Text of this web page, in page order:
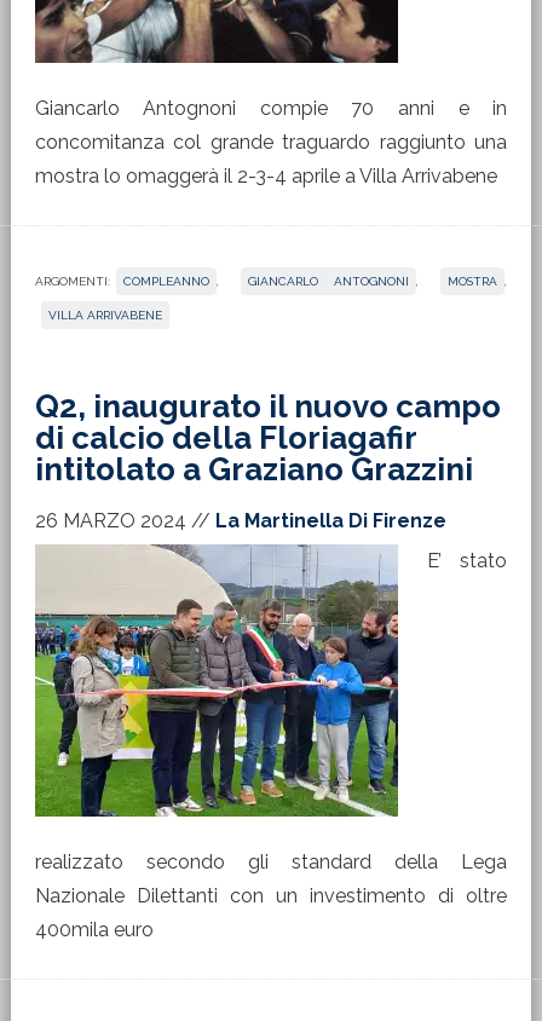
Giancarlo Antognoni compie 70 anni e in
concomitanza col grande traguardo raggiunto una
mostra lo omaggerà il 2-3-4 aprile a Villa Arrivabene
ARGOMENTI: COMPLEANNO GIANCARLO ANTOGNONI MOSTRA
VILLA ARRIVABENE
Q2, inaugurato il nuovo campo
di calcio della Floriagafir
intitolato a Graziano Grazzini
26 MARZO 2024 // La Martinella Di Firenze
E’ stato
realizzato secondo gli standard della Lega
Nazionale Dilettanti con un investimento di oltre
400mila euro